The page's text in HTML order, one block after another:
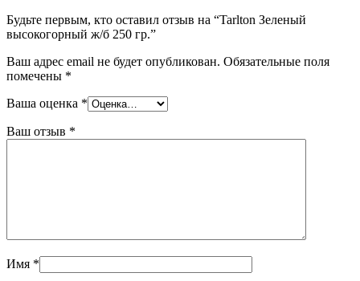
Будьте первым, кто оставил отзыв на “Tarlton Зеленый
высокогорный ж/б 250 гр.”
Ваш адрес email не будет опубликован. Обязательные поля
помечены *
Ваша оценка *
Ваш отзыв *
Имя *